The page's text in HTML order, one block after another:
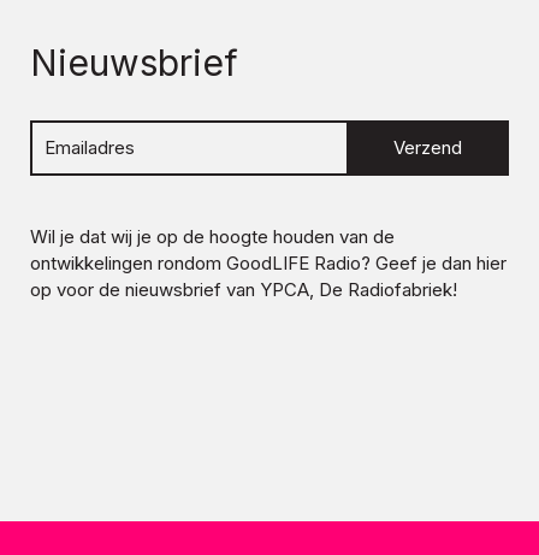
Nieuwsbrief
Verzend
Wil je dat wij je op de hoogte houden van de
ontwikkelingen rondom GoodLIFE Radio? Geef je dan hier
op voor de nieuwsbrief van YPCA, De Radiofabriek!